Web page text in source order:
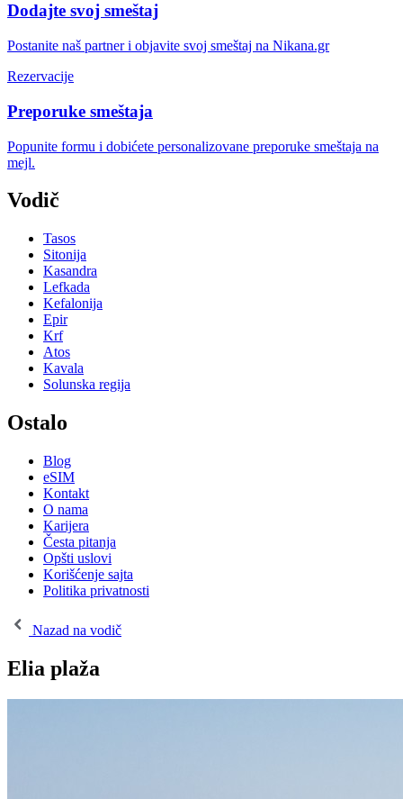
Dodajte svoj smeštaj
Postanite naš partner i objavite svoj smeštaj na Nikana.gr
Rezervacije
Preporuke smeštaja
Popunite formu i dobićete personalizovane preporuke smeštaja na
mejl.
Vodič
Tasos
Sitonija
Kasandra
Lefkada
Kefalonija
Epir
Krf
Atos
Kavala
Solunska regija
Ostalo
Blog
eSIM
Kontakt
O nama
Karijera
Česta pitanja
Opšti uslovi
Korišćenje sajta
Politika privatnosti
Nazad na vodič
Elia plaža